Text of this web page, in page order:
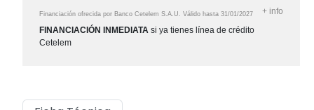
Financiación ofrecida por Banco Cetelem S.A.U. Válido hasta 31/01/2027 + info
FINANCIACIÓN INMEDIATA si ya tienes línea de crédito
Cetelem